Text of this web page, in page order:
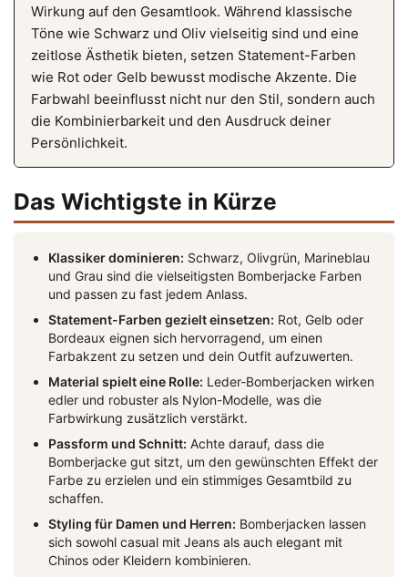
Wirkung auf den Gesamtlook. Während klassische
Töne wie Schwarz und Oliv vielseitig sind und eine
zeitlose Ästhetik bieten, setzen Statement-Farben
wie Rot oder Gelb bewusst modische Akzente. Die
Farbwahl beeinflusst nicht nur den Stil, sondern auch
die Kombinierbarkeit und den Ausdruck deiner
Persönlichkeit.
Das Wichtigste in Kürze
Klassiker dominieren: Schwarz, Olivgrün, Marineblau
und Grau sind die vielseitigsten Bomberjacke Farben
und passen zu fast jedem Anlass.
Statement-Farben gezielt einsetzen: Rot, Gelb oder
Bordeaux eignen sich hervorragend, um einen
Farbakzent zu setzen und dein Outfit aufzuwerten.
Material spielt eine Rolle: Leder-Bomberjacken wirken
edler und robuster als Nylon-Modelle, was die
Farbwirkung zusätzlich verstärkt.
Passform und Schnitt: Achte darauf, dass die
Bomberjacke gut sitzt, um den gewünschten Effekt der
Farbe zu erzielen und ein stimmiges Gesamtbild zu
schaffen.
Styling für Damen und Herren: Bomberjacken lassen
sich sowohl casual mit Jeans als auch elegant mit
Chinos oder Kleidern kombinieren.